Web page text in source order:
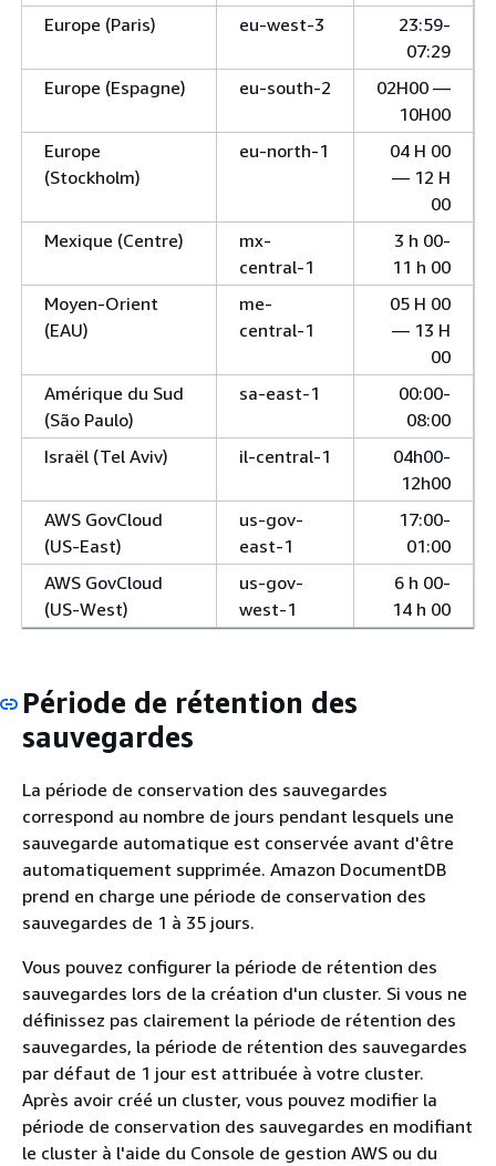
Europe (Paris)
eu-west-3
23:59-
07:29
Europe (Espagne)
eu-south-2
02H00 —
10H00
Europe
(Stockholm)
eu-north-1
04 H 00
— 12 H
00
Mexique (Centre)
mx-
central-1
3 h 00-
11 h 00
Moyen-Orient
(EAU)
me-
central-1
05 H 00
— 13 H
00
Amérique du Sud
(São Paulo)
sa-east-1
00:00-
08:00
Israël (Tel Aviv)
il-central-1
04h00-
12h00
AWS GovCloud
(US-East)
us-gov-
east-1
17:00-
01:00
AWS GovCloud
(US-West)
us-gov-
west-1
6 h 00-
14 h 00
Période de rétention des
sauvegardes
La période de conservation des sauvegardes
correspond au nombre de jours pendant lesquels une
sauvegarde automatique est conservée avant d'être
automatiquement supprimée. Amazon DocumentDB
prend en charge une période de conservation des
sauvegardes de 1 à 35 jours.
Vous pouvez configurer la période de rétention des
sauvegardes lors de la création d'un cluster. Si vous ne
définissez pas clairement la période de rétention des
sauvegardes, la période de rétention des sauvegardes
par défaut de 1 jour est attribuée à votre cluster.
Après avoir créé un cluster, vous pouvez modifier la
période de conservation des sauvegardes en modifiant
le cluster à l'aide du Console de gestion AWS ou du